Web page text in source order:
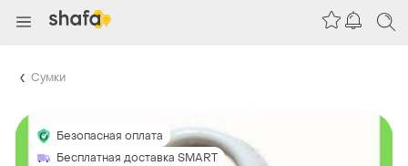
Сумки
Безопасная оплата
Бесплатная доставка SMART